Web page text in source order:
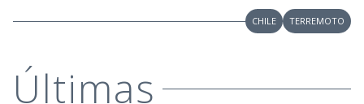
CHILE TERREMOTO
Últimas